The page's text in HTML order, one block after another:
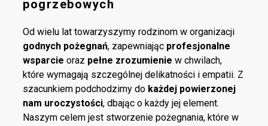
pogrzebowych
Od wielu lat towarzyszymy rodzinom w organizacji
godnych pożegnań, zapewniając profesjonalne
wsparcie oraz pełne zrozumienie w chwilach,
które wymagają szczególnej delikatności i empatii. Z
szacunkiem podchodzimy do każdej powierzonej
nam uroczystości, dbając o każdy jej element.
Naszym celem jest stworzenie pożegnania, które w